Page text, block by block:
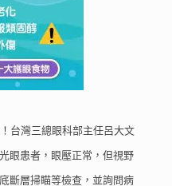
台灣三總眼科部主任呂大文
眼患者，眼壓正常，但視野
斷層掃瞄等檢查，並詢問病